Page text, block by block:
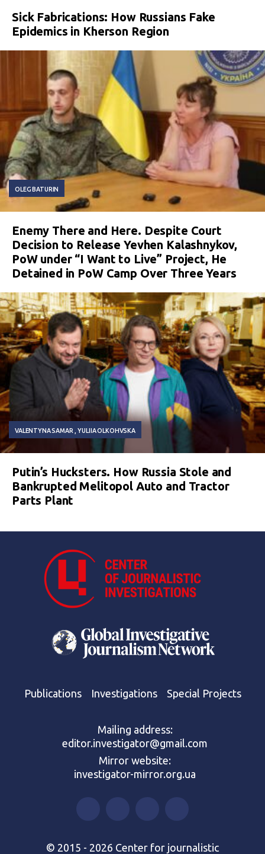
Sick Fabrications: How Russians Fake
Epidemics in Kherson Region
OLEG BATURIN
Enemy There and Here. Despite Court
Decision to Release Yevhen Kalashnykov,
PoW under “I Want to Live” Project, He
Detained in PoW Camp Over Three Years
VALENTYNA SAMAR YULIIA OLKOHVSKA
Putin’s Hucksters. How Russia Stole and
Bankrupted Melitopol Auto and Tractor
Parts Plant
Publications Investigations Special Projects
Mailing address:
editor.investigator@gmail.com
Mirror website:
investigator-mirror.org.ua
© 2015 - 2026 Center for journalistic